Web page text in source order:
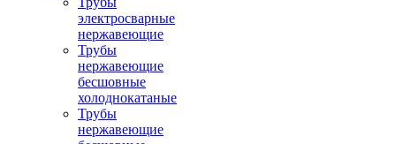
электросварные
нержавеющие
Трубы
нержавеющие
бесшовные
холоднокатаные
Трубы
нержавеющие